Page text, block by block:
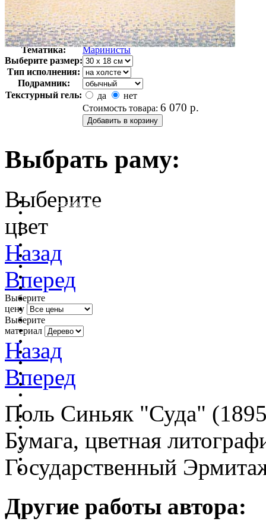
Автор:
Синьяк Поль
Арт-стиль
Маринизм
Тематика:
Маринисты
Выберите размер:
Тип исполнения:
Подрамник:
Текстурный гель:
да
нет
Стоимость товара: 6 070 р.
Выбрать раму:
очистить фильтр цвета
Выберите
цвет
Назад
Вперед
Выберите
цену
Выберите
материал
Назад
Вперед
Поль Синьяк "Суда"
Бумага, цветная
Государственный
Другие работы автора: